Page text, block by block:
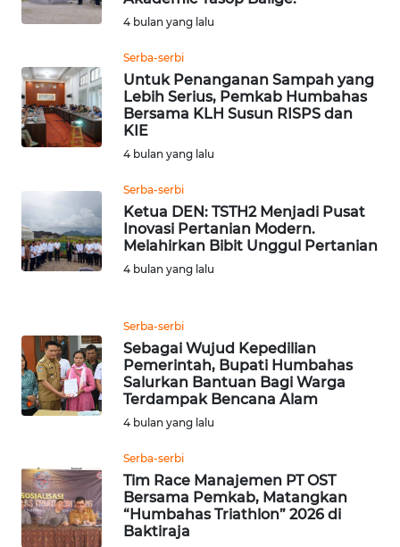
4 bulan yang lalu
Serba-serbi
Untuk Penanganan Sampah yang
Lebih Serius, Pemkab Humbahas
Bersama KLH Susun RISPS dan
KIE
4 bulan yang lalu
Serba-serbi
Ketua DEN: TSTH2 Menjadi Pusat
Inovasi Pertanian Modern.
Melahirkan Bibit Unggul Pertanian
4 bulan yang lalu
Serba-serbi
Sebagai Wujud Kepedilian
Pemerintah, Bupati Humbahas
Salurkan Bantuan Bagi Warga
Terdampak Bencana Alam
4 bulan yang lalu
Serba-serbi
Tim Race Manajemen PT OST
Bersama Pemkab, Matangkan
“Humbahas Triathlon” 2026 di
Baktiraja
WN
SUKABUMI
WN
PURWAKARTA
WN
WN
SEMARANG
WN
BOROBUDUR
WN
SURABAYA